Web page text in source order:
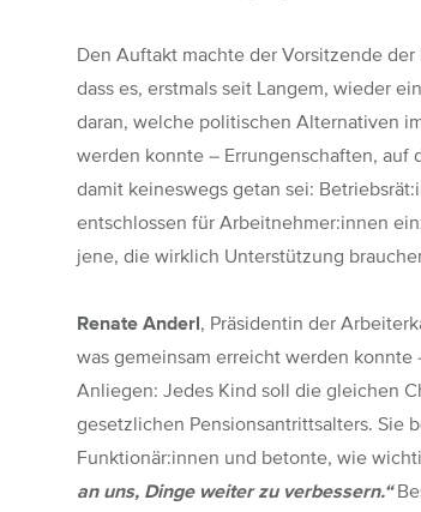
Den Auftakt machte der Vorsitzende der
dass es, erstmals seit Langem, wieder
daran, welche politischen Alternativen
werden konnte – Errungenschaften, auf
damit keineswegs getan sei:
entschlossen für Arbeitnehmer:innen
jene, die wirklich Unterstützung
Renate Anderl, Präsidentin der
was gemeinsam erreicht werden
Anliegen: Jedes Kind soll die gleichen
gesetzlichen Pensionsantrittsalters. Sie
Funktionär:innen und betonte, wie
an uns, Dinge weiter zu verbessern.“